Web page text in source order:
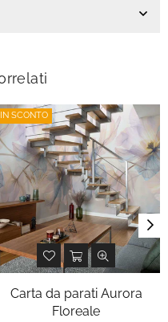
IN SCONTO
Carta da parati Aurora
Floreale